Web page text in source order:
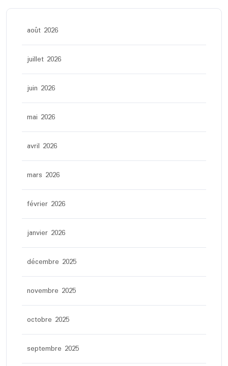
août 2026
juillet 2026
juin 2026
mai 2026
avril 2026
mars 2026
février 2026
janvier 2026
décembre 2025
novembre 2025
octobre 2025
septembre 2025